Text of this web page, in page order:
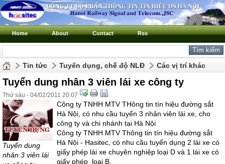
Home About Contact Rss
Tin tức Tuyển dụng, chế độ NLĐ Các vị trí khác
Tuyển dung nhân 3 viên lái xe công ty
Thứ sáu - 04/02/2011 20:07
Tuyển dung
nhân 3 viên lái
Công ty TNHH MTV THông tin tín hiệu đường sắt
Hà Nội, có nhu cầu tuyển 3 nhân viên lái xe, cho
công ty và chi nhánh tại Hà Nội
Công ty TNHH MTV Thông tin tín hiệu đường sắt
Hà Nội - Hasitec, có nhu cầu tuyển dụng 2 lái xe có
giấy phép lái xe chuyên nghiệp loại D và 1 lái xe có
giấy phép loại B.